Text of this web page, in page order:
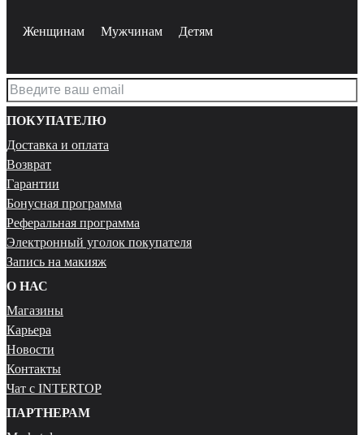
Женщинам Мужчинам Детям
ПОКУПАТЕЛЮ
Доставка и оплата
Возврат
Гарантии
Бонусная программа
Реферальная программа
Электронный уголок покупателя
Запись на макияж
О НАС
Магазины
Карьера
Новости
Контакты
Чат с INTERTOP
ПАРТНЕРАМ